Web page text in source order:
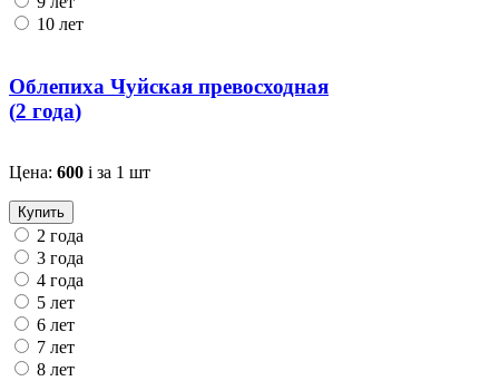
10 лет
Облепиха Чуйская превосходная
(2 года)
Цена: 600 i за 1 шт
Купить
2 года
3 года
4 года
5 лет
6 лет
7 лет
8 лет